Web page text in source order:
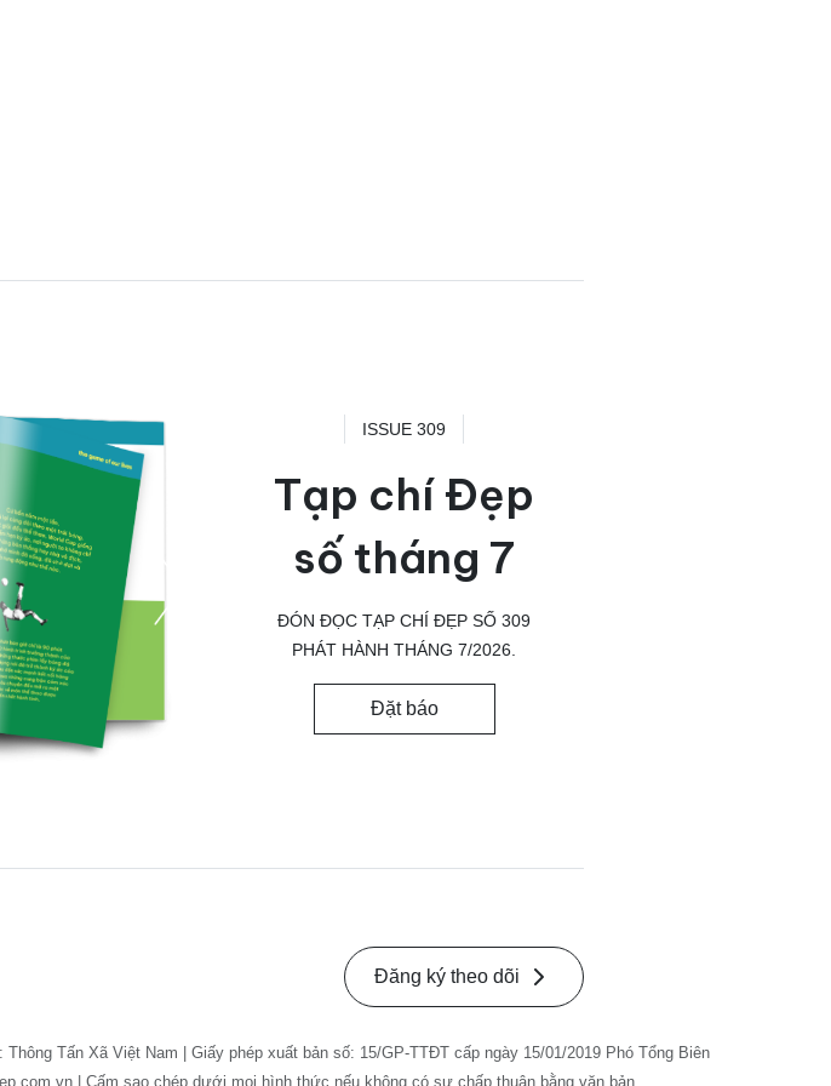
ISSUE 309
Tạp chí Đẹp
số tháng 7
ĐÓN ĐỌC TẠP CHÍ ĐẸP SỐ 309
PHÁT HÀNH THÁNG 7/2026.
Đặt báo
Đăng ký theo dõi
Tấn Xã Việt Nam | Giấy phép xuất bản số: 15/GP-TTĐT cấp ngày 15/01/2019 Phó Tổng Biên
| Cấm sao chép dưới mọi hình thức nếu không có sự chấp thuận bằng văn bản